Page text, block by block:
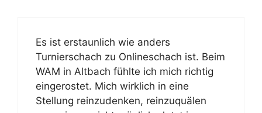
Es ist erstaunlich wie anders
Turnierschach zu Onlineschach ist. Beim
WAM in Altbach fühlte ich mich richtig
eingerostet. Mich wirklich in eine
Stellung reinzudenken, reinzuquälen